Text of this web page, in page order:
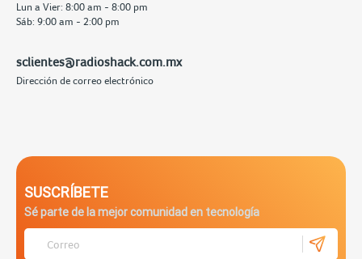
Lun a Vier: 8:00 am - 8:00 pm
Sáb: 9:00 am - 2:00 pm
sclientes@radioshack.com.mx
Dirección de correo electrónico
SUSCRÍBETE
Sé parte de la mejor comunidad en tecnología